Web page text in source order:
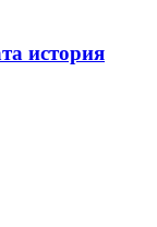
история